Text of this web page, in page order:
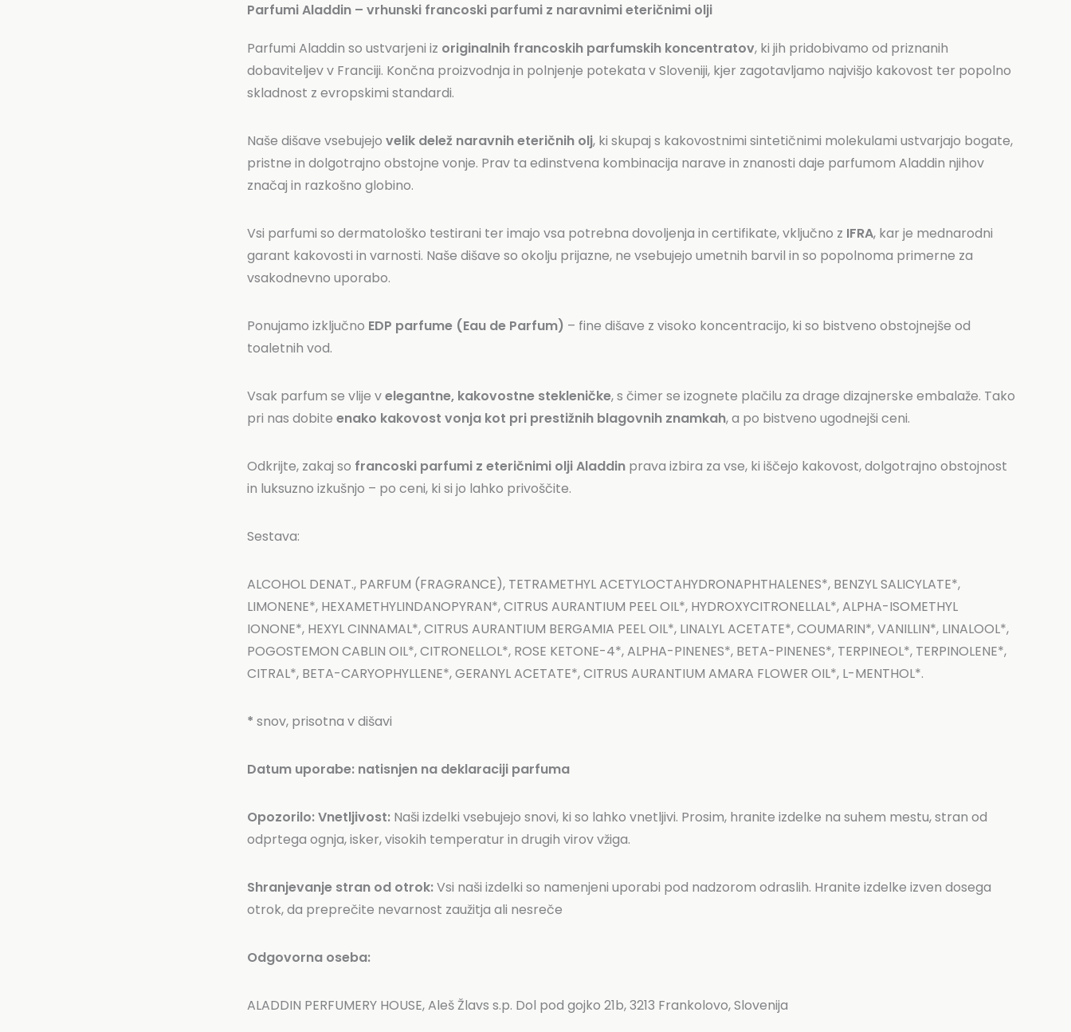
Parfumi Aladdin – vrhunski francoski parfumi z naravnimi eteričnimi olji
Parfumi Aladdin so ustvarjeni iz originalnih francoskih parfumskih koncentratov, ki jih pridobivamo od priznanih
dobaviteljev v Franciji. Končna proizvodnja in polnjenje potekata v Sloveniji, kjer zagotavljamo najvišjo kakovost ter popolno
skladnost z evropskimi standardi.
Naše dišave vsebujejo velik delež naravnih eteričnih olj, ki skupaj s kakovostnimi sintetičnimi molekulami ustvarjajo bogate,
pristne in dolgotrajno obstojne vonje. Prav ta edinstvena kombinacija narave in znanosti daje parfumom Aladdin njihov
značaj in razkošno globino.
Vsi parfumi so dermatološko testirani ter imajo vsa potrebna dovoljenja in certifikate, vključno z IFRA, kar je mednarodni
garant kakovosti in varnosti. Naše dišave so okolju prijazne, ne vsebujejo umetnih barvil in so popolnoma primerne za
vsakodnevno uporabo.
Ponujamo izključno EDP parfume (Eau de Parfum) – fine dišave z visoko koncentracijo, ki so bistveno obstojnejše od
toaletnih vod.
Vsak parfum se vlije velegantne, kakovostne stekleničke, s čimer se izognete plačilu za drage dizajnerske embalaže. Tako
pri nas dobite enako kakovost vonja kot pri prestižnih blagovnih znamkah, a po bistveno ugodnejši ceni.
Odkrijte, zakaj so francoski parfumi z eteričnimi olji Aladdin prava izbira za vse, ki iščejo kakovost, dolgotrajno obstojnost
in luksuzno izkušnjo – po ceni, ki si jo lahko privoščite.
Sestava:
ALCOHOL DENAT., PARFUM (FRAGRANCE), TETRAMETHYL ACETYLOCTAHYDRONAPHTHALENES*, BENZYL SALICYLATE*,
LIMONENE*, HEXAMETHYLINDANOPYRAN*, CITRUS AURANTIUM PEEL OIL*, HYDROXYCITRONELLAL*, ALPHA-ISOMETHYL
IONONE*, HEXYL CINNAMAL*, CITRUS AURANTIUM BERGAMIA PEEL OIL*, LINALYL ACETATE*, COUMARIN*, VANILLIN*, LINALOOL*,
POGOSTEMON CABLIN OIL*, CITRONELLOL*, ROSE KETONE-4*, ALPHA-PINENES*, BETA-PINENES*, TERPINEOL*, TERPINOLENE*,
CITRAL*, BETA-CARYOPHYLLENE*, GERANYL ACETATE*, CITRUS AURANTIUM AMARA FLOWER OIL*, L-MENTHOL*.
* snov, prisotna v dišavi
Datum uporabe: natisnjen na deklaraciji parfuma
Opozorilo:Vnetljivost: Naši izdelki vsebujejo snovi, ki so lahko vnetljivi. Prosim, hranite izdelke na suhem mestu, stran od
odprtega ognja, isker, visokih temperatur in drugih virov vžiga.
Shranjevanje stran od otrok:Vsi naši izdelki so namenjeni uporabi pod nadzorom odraslih. Hranite izdelke izven dosega
otrok, da preprečite nevarnost zaužitja ali nesreče
Odgovorna oseba:
ALADDIN PERFUMERY HOUSE, Aleš Žlavs s.p. Dol pod gojko 21b, 3213 Frankolovo, Slovenija